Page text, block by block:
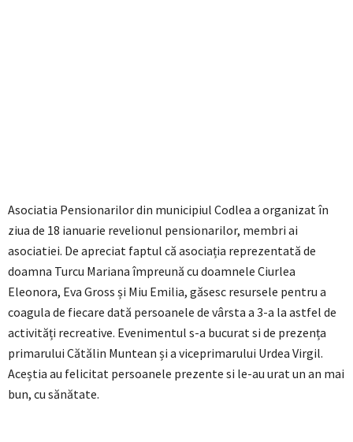
Asociatia Pensionarilor din municipiul Codlea a organizat în
ziua de 18 ianuarie revelionul pensionarilor, membri ai
asociatiei. De apreciat faptul că asociația reprezentată de
doamna Turcu Mariana împreună cu doamnele Ciurlea
Eleonora, Eva Gross și Miu Emilia, găsesc resursele pentru a
coagula de fiecare dată persoanele de vârsta a 3-a la astfel de
activități recreative. Evenimentul s-a bucurat si de prezența
primarului Cătălin Muntean și a viceprimarului Urdea Virgil.
Aceștia au felicitat persoanele prezente si le-au urat un an mai
bun, cu sănătate.